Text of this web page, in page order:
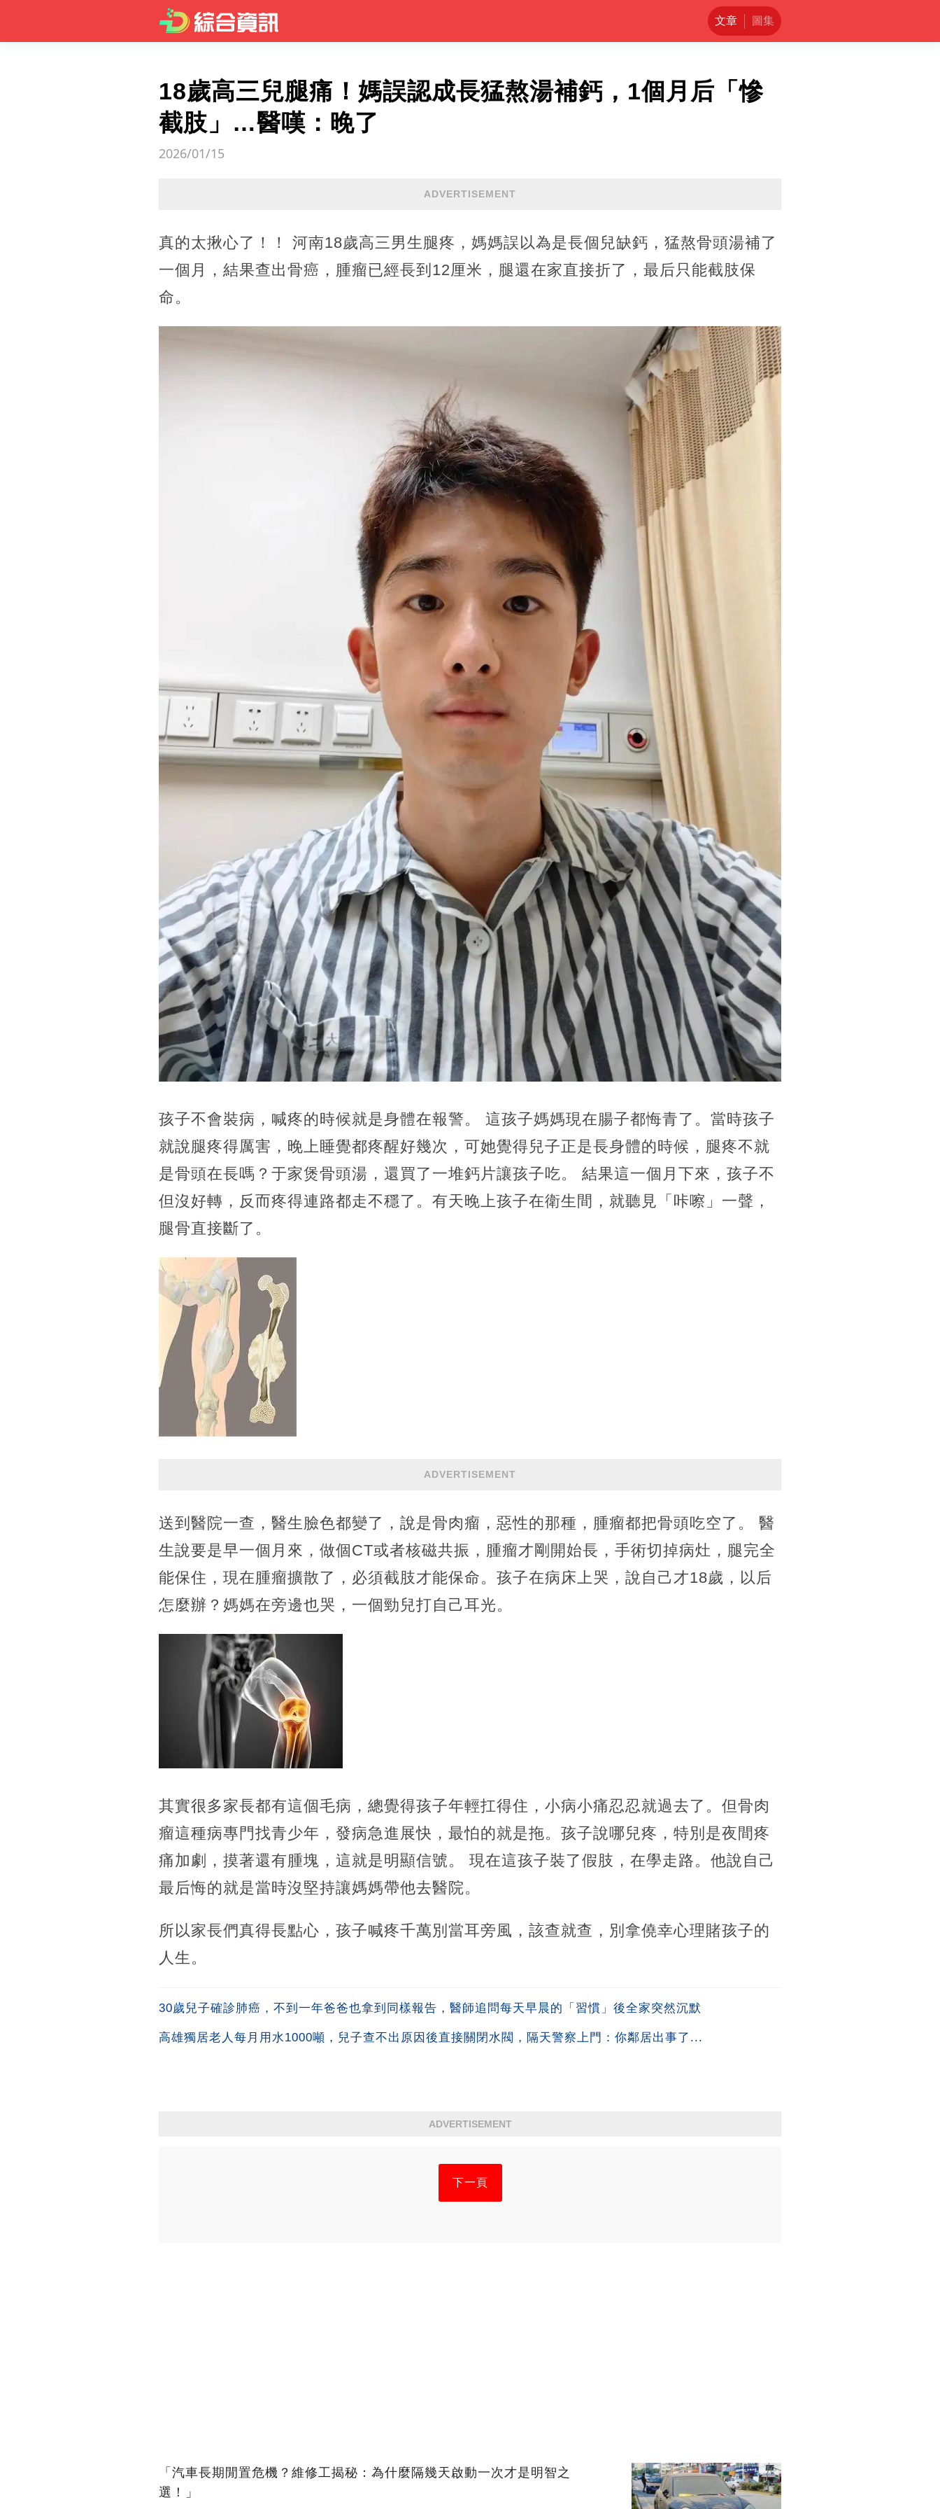
文章 圖集
18歲高三兒腿痛！媽誤認成長猛熬湯補鈣，1個月后「慘
截肢」…醫嘆：晚了
2026/01/15
ADVERTISEMENT
真的太揪心了！！ 河南18歲高三男生腿疼，媽媽誤以為是長個兒缺鈣，猛熬骨頭湯補了
一個月，結果查出骨癌，腫瘤已經長到12厘米，腿還在家直接折了，最后只能截肢保
命。
孩子不會裝病，喊疼的時候就是身體在報警。 這孩子媽媽現在腸子都悔青了。當時孩子
就說腿疼得厲害，晚上睡覺都疼醒好幾次，可她覺得兒子正是長身體的時候，腿疼不就
是骨頭在長嗎？于家煲骨頭湯，還買了一堆鈣片讓孩子吃。 結果這一個月下來，孩子不
但沒好轉，反而疼得連路都走不穩了。有天晚上孩子在衛生間，就聽見「咔嚓」一聲，
腿骨直接斷了。
ADVERTISEMENT
送到醫院一查，醫生臉色都變了，說是骨肉瘤，惡性的那種，腫瘤都把骨頭吃空了。 醫
生說要是早一個月來，做個CT或者核磁共振，腫瘤才剛開始長，手術切掉病灶，腿完全
能保住，現在腫瘤擴散了，必須截肢才能保命。孩子在病床上哭，說自己才18歲，以后
怎麼辦？媽媽在旁邊也哭，一個勁兒打自己耳光。
其實很多家長都有這個毛病，總覺得孩子年輕扛得住，小病小痛忍忍就過去了。但骨肉
瘤這種病專門找青少年，發病急進展快，最怕的就是拖。孩子說哪兒疼，特別是夜間疼
痛加劇，摸著還有腫塊，這就是明顯信號。 現在這孩子裝了假肢，在學走路。他說自己
最后悔的就是當時沒堅持讓媽媽帶他去醫院。
所以家長們真得長點心，孩子喊疼千萬別當耳旁風，該查就查，別拿僥幸心理賭孩子的
人生。
30歲兒子確診肺癌，不到一年爸爸也拿到同樣報告，醫師追問每天早晨的「習慣」後全家突然沉默
高雄獨居老人每月用水1000噸，兒子查不出原因後直接關閉水閥，隔天警察上門：你鄰居出事了...
ADVERTISEMENT
下一頁
「汽車長期閒置危機？維修工揭秘：為什麼隔幾天啟動一次才是明智之
選！」